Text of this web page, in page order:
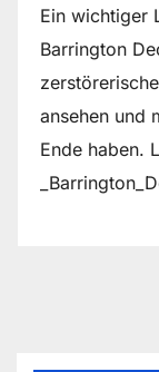
Ein wichtiger
Barrington
ansehen und
Ende haben.